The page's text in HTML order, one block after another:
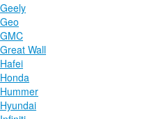
Geely
Geo
GMC
Great Wall
Hafei
Honda
Hummer
Hyundai